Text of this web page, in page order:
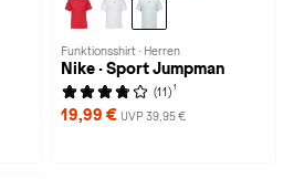
Funktionsshirt · Herren
Nike · Sport Jumpman
(11) 1
19,99 € UVP 39,95 €